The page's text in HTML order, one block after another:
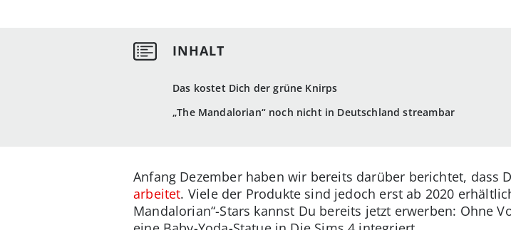
Das kostet Dich der grüne Knirps
„The Mandalorian“ noch nicht in Deutschland streambar
Anfang Dezember haben wir bereits darüber berichtet, dass
arbeitet. Viele der Produkte sind jedoch erst ab 2020
Mandalorian“-Stars kannst Du bereits jetzt erwerben: Ohne